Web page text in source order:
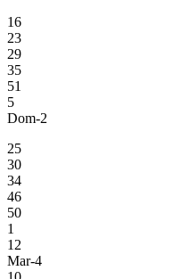
16
23
29
35
51
5
Dom-2
25
30
34
46
50
1
12
Mar-4